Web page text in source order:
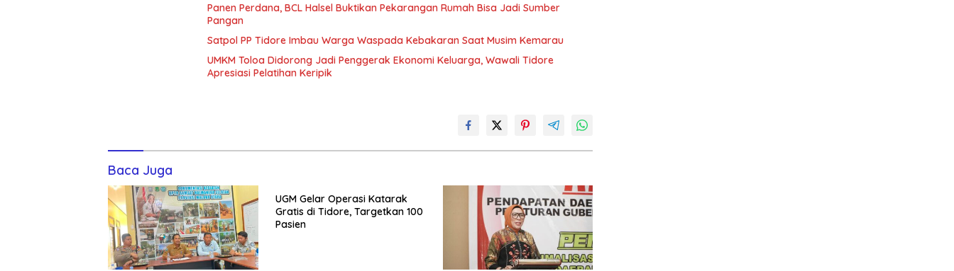
Panen Perdana, BCL Halsel Buktikan Pekarangan Rumah Bisa Jadi Sumber
Pangan
Satpol PP Tidore Imbau Warga Waspada Kebakaran Saat Musim Kemarau
UMKM Toloa Didorong Jadi Penggerak Ekonomi Keluarga, Wawali Tidore
Apresiasi Pelatihan Keripik
Baca Juga
UGM Gelar Operasi Katarak
Gratis di Tidore, Targetkan 100
Pasien